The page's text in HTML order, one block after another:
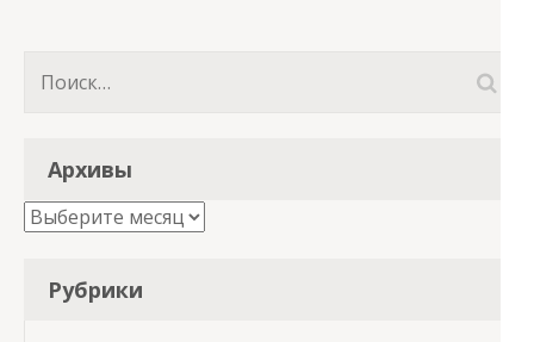
Найти:
Архивы
Архивы
Рубрики